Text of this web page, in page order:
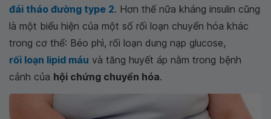
đái tháo đường type 2. Hơn thế nữa kháng insulin cũng
là một biểu hiện của một số rối loạn chuyển hóa khác
trong cơ thể: Béo phì, rối loạn dung nạp glucose,
rối loạn lipid máu và tăng huyết áp nằm trong bệnh
cảnh của hội chứng chuyển hóa.